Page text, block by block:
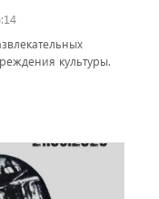
культуры.